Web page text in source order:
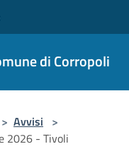
di Corropoli
> Avvisi >
2026 - Tivoli